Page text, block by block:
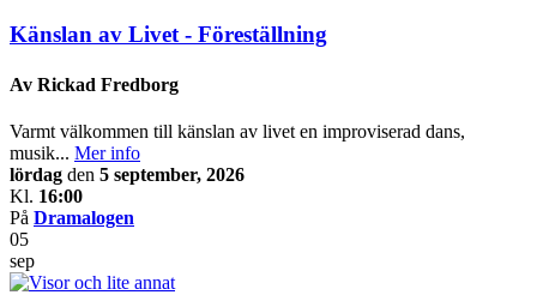
Känslan av Livet - Föreställning
Av Rickad Fredborg
Varmt välkommen till känslan av livet en improviserad dans,
musik... Mer info
lördag den 5 september, 2026
Kl. 16:00
På Dramalogen
05
sep